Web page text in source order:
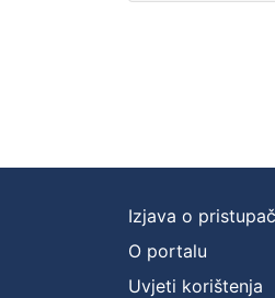
Izjava o
O portalu
Uvjeti korištenja